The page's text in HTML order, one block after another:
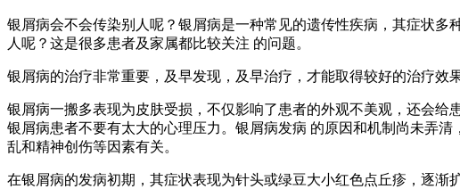
银屑病会不会传染别人呢？银屑病是一种常见的遗传性疾病，其症状
人呢？这是很多患者及家属都比较关注 的问题。
银屑病的治疗非常重要，及早发现，及早治疗，才能取得较好的治疗效
银屑病一搬多表现为皮肤受损，不仅影响了患者的外观不美观，还会给
银屑病患者不要有太大的心理压力。银屑病发病 的原因和机制尚未弄
乱和精神创伤等因素有关。
在银屑病的发病初期，其症状表现为针头或绿豆大小红色点丘疹，逐